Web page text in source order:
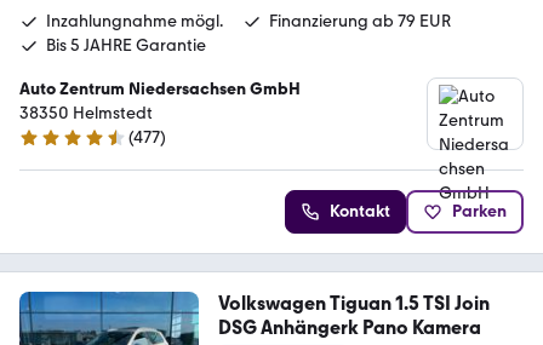
Inzahlungnahme mögl.
Finanzierung ab 79 EUR
Bis 5 JAHRE Garantie
Auto Zentrum Niedersachsen GmbH
38350 Helmstedt
4.5 Sterne
(477)
Kontakt Parken
Volkswagen Tiguan 1.5 TSI Join
DSG Anhängerk Pano Kamera